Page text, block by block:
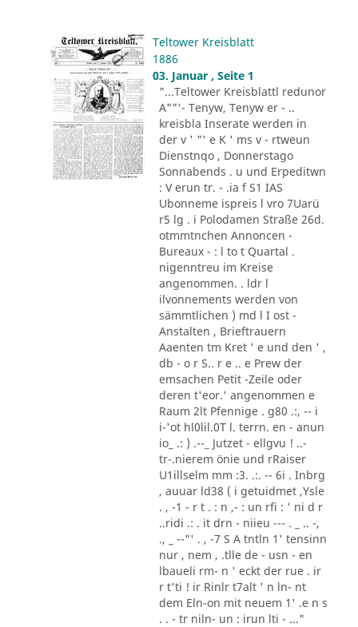
Teltower Kreisblatt
1886
03. Januar , Seite 1
"...Teltower Kreisblattl redunor
A""'- Tenyw, Tenyw er - ..
kreisbla Inserate werden in
der v ' "' e K ' ms v - rtweun
Dienstnqo , Donnerstago
Sonnabends . u und Erpeditwn
: V erun tr. - .ia f S1 IAS
Ubonneme ispreis l vro 7Uarü
r5 lg . i Polodamen Straße 26d.
otmmtnchen Annoncen -
Bureaux - : l to t Quartal .
nigenntreu im Kreise
angenommen. . ldr l
ilvonnements werden von
sämmtlichen ) md l I ost -
Anstalten , Brieftrauern
Aaenten tm Kret ' e und den ' ,
db - o r S.. r e .. e Prew der
emsachen Petit -Zeile oder
deren t'eor.' angenommen e
Raum 2lt Pfennige . g80 .:, -- i
i-'ot hl0lil.0T l. terrn. en - anun
io_ .: ) .--_ Jutzet - ellgvu ! ..-
tr-.nierem önie und rRaiser
U1illselm mm :3. .:. -- 6i . Inbrg
, auuar ld38 ( i getuidmet ,Ysle
. , -1 - r t . : n ,- : un rfi : ' ni d r
..ridi .: . it drn - niieu --- . _ .. -,
., _ --"' . , -7 S A tntln 1' tensinn
nur , nem , .tlle de - usn - en
lbaueli rm- n ' eckt der rue . ir
r t'ti ! ir Rinlr t7alt ' n ln- nt
dem Eln-on mit neuem 1' .e n s
. . - tr niln- un : irun lti - ..."